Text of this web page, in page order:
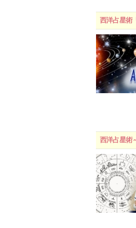
西洋占星術
西洋占星術